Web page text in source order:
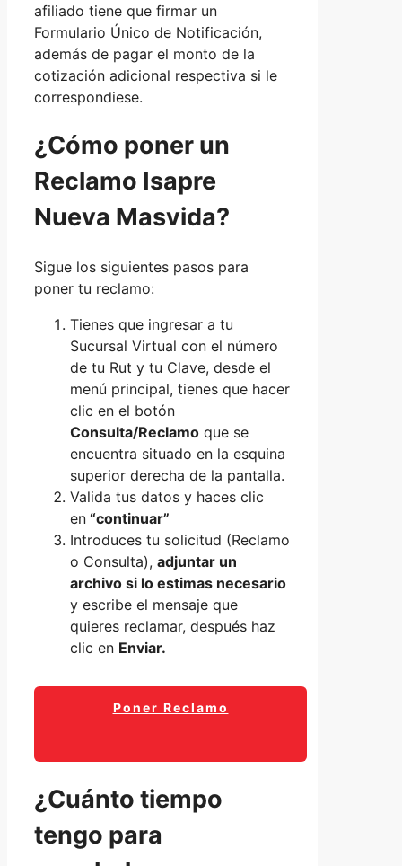
afiliado tiene que firmar un
Formulario Único de Notificación,
además de pagar el monto de la
cotización adicional respectiva si le
correspondiese.
¿Cómo poner un
Reclamo Isapre
Nueva Masvida?
Sigue los siguientes pasos para
poner tu reclamo:
Tienes que ingresar a tu
Sucursal Virtual con el número
de tu Rut y tu Clave, desde el
menú principal, tienes que hacer
clic en el botón
Consulta/Reclamo que se
encuentra situado en la esquina
superior derecha de la pantalla.
Valida tus datos y haces clic
en “continuar”
Introduces tu solicitud (Reclamo
o Consulta), adjuntar un
archivo si lo estimas necesario
y escribe el mensaje que
quieres reclamar, después haz
clic en Enviar.
Poner Reclamo
¿Cuánto tiempo
tengo para